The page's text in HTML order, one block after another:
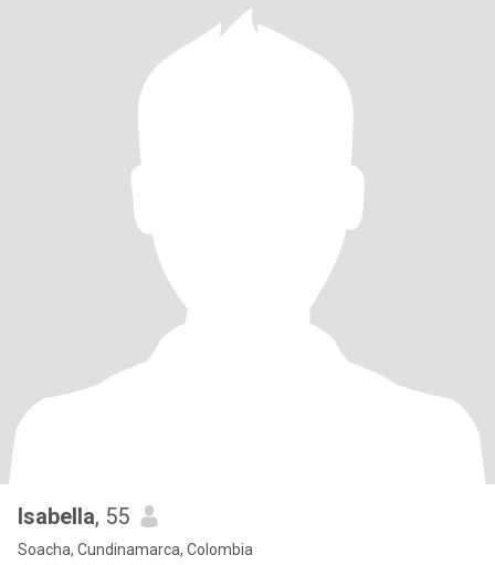
Isabella, 55
Soacha, Cundinamarca, Colombia